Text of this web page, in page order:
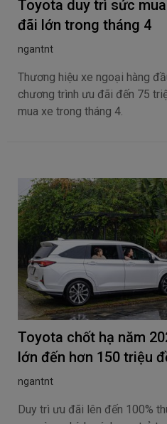
Toyota duy trì sức
đãi lớn trong tháng 4
ngantnt
Thương hiệu xe ngoại hàng
chương trình ưu đãi đến 75
mua xe trong tháng 4.
Toyota chốt hạ năm
lớn đến hơn 150 triệu
ngantnt
Duy trì ưu đãi lên đến 100%